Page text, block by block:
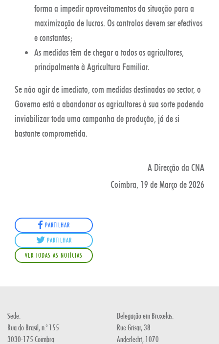
forma a impedir aproveitamentos da situação para a
maximização de lucros. Os controlos devem ser efectivos
e constantes;
As medidas têm de chegar a todos os agricultores,
principalmente à Agricultura Familiar.
Se não agir de imediato, com medidas destinadas ao sector, o
Governo está a abandonar os agricultores à sua sorte podendo
inviabilizar toda uma campanha de produção, já de si
bastante comprometida.
A Direcção da CNA
Coimbra, 19 de Março de 2026
PARTILHAR
PARTILHAR
VER TODAS AS NOTÍCIAS
Sede:
Rua do Brasil, n.º 155
3030-175 Coimbra
Delegação em Bruxelas:
Rue Grisar, 38
Anderlecht, 1070